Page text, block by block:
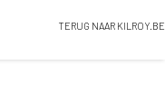
TERUG NAAR KILROY.BE